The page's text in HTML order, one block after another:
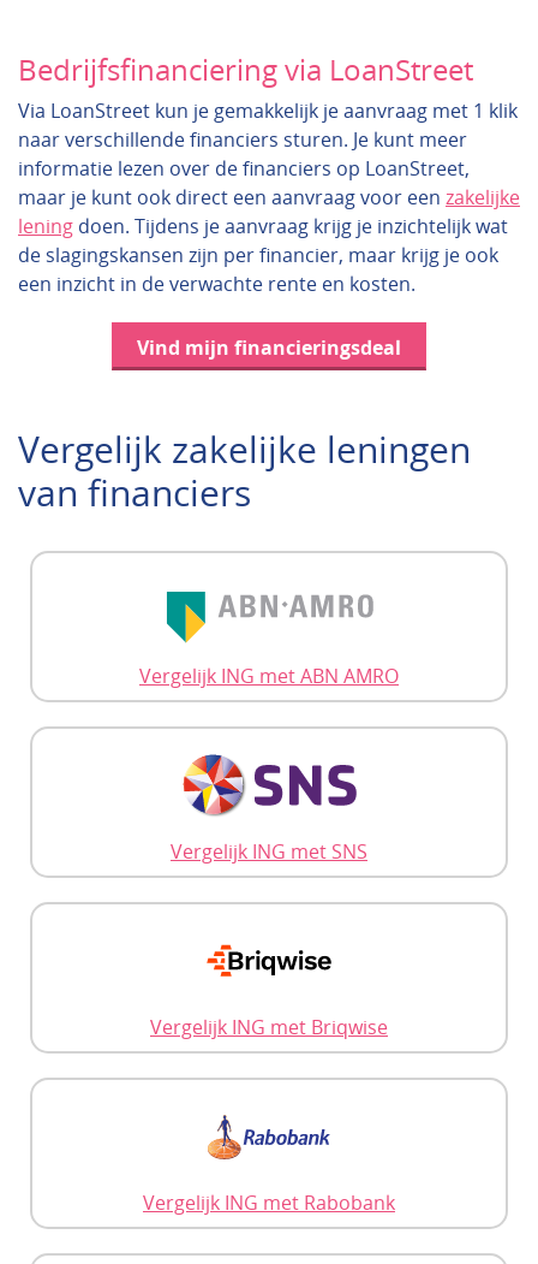
Bedrijfsfinanciering via LoanStreet
Via LoanStreet kun je gemakkelijk je aanvraag met 1 klik
naar verschillende financiers sturen. Je kunt meer
informatie lezen over de financiers op LoanStreet,
maar je kunt ook direct een aanvraag voor een zakelijke
lening doen. Tijdens je aanvraag krijg je inzichtelijk wat
de slagingskansen zijn per financier, maar krijg je ook
een inzicht in de verwachte rente en kosten.
Vind mijn financieringsdeal
Vergelijk zakelijke leningen
van financiers
Vergelijk ING met ABN AMRO
Vergelijk ING met SNS
Vergelijk ING met Briqwise
Vergelijk ING met Rabobank